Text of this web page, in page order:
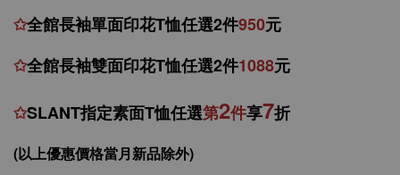
✩全館長袖單面印花T恤任選2件950元
✩全館長袖雙面印花T恤任選2件1088元
✩SLANT指定素面T恤任選第2件享7折
(以上優惠價格當月新品除外)